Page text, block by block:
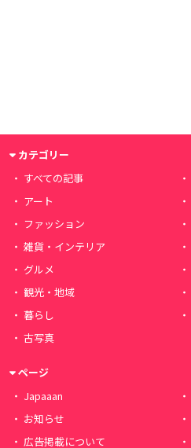
カテゴリー
すべての記事
アート
ファッション
雑貨・インテリア
グルメ
観光・地域
暮らし
古写真
ページ
Japaaan
お知らせ
広告掲載について